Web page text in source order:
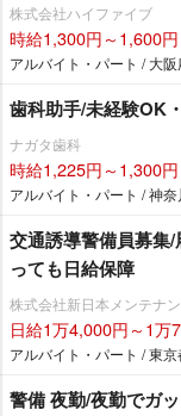
株式会社ハイファイブ
時給1,300円～1,600円
アルバイト・パート / 大阪
歯科助手/未経験OK
ナガタ歯科
時給1,225円～1,300円
アルバイト・パート / 神奈
交通誘導警備員募集
っても日給保障
株式会社新日本メンテナ
日給1万4,000円～1万
アルバイト・パート / 東京
警備 夜勤/夜勤でガ